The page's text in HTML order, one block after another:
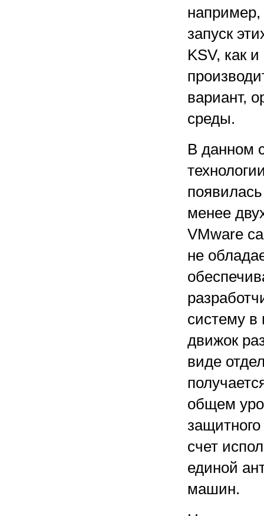
например,
запуск
KSV, как
вариант,
среды.
В данном
менее
VMware
не
систему в
движок
виде
общем
счет
единой
машин.